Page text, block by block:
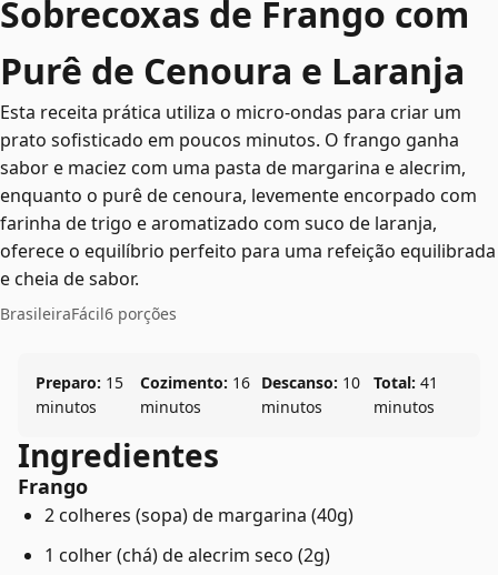
Sobrecoxas de Frango com
Purê de Cenoura e Laranja
Esta receita prática utiliza o micro-ondas para criar um
prato sofisticado em poucos minutos. O frango ganha
sabor e maciez com uma pasta de margarina e alecrim,
enquanto o purê de cenoura, levemente encorpado com
farinha de trigo e aromatizado com suco de laranja,
oferece o equilíbrio perfeito para uma refeição equilibrada
e cheia de sabor.
BrasileiraFácil6 porções
Preparo: 15
minutos
Cozimento: 16
minutos
Descanso: 10
minutos
Total: 41
minutos
Ingredientes
Frango
2 colheres (sopa) de margarina (40g)
1 colher (chá) de alecrim seco (2g)